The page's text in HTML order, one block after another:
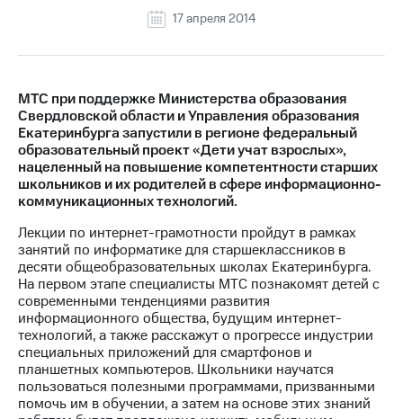
информация
Контакты
Медиа-центр
Пресс-
релизы
МТС
о технологиях
Достижения
Интервью
Финансовая
отчетность
Контакты
Новости
17 апреля 2014
МТС при поддержке Министерства образования
Свердловской области и Управления образования
Екатеринбурга запустили в регионе федеральный
образовательный проект «Дети учат взрослых»,
нацеленный на повышение компетентности старших
школьников и их родителей в сфере информационно-
коммуникационных технологий.
Лекции по интернет-грамотности пройдут в рамках
занятий по информатике для старшеклассников в
десяти общеобразовательных школах Екатеринбурга.
На первом этапе специалисты МТС познакомят детей с
современными тенденциями развития
информационного общества, будущим интернет-
технологий, а также расскажут о прогрессе индустрии
специальных приложений для смартфонов и
планшетных компьютеров. Школьники научатся
пользоваться полезными программами, призванными
помочь им в обучении, а затем на основе этих знаний